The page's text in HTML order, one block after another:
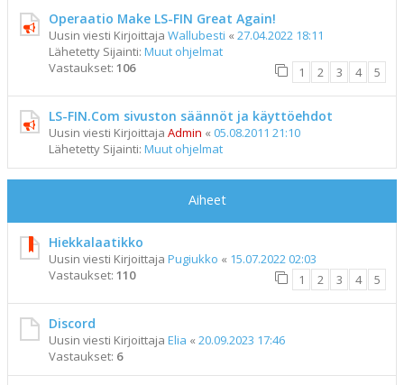
Operaatio Make LS-FIN Great Again!
Uusin viesti Kirjoittaja Wallubesti « 27.04.2022 18:11
Lähetetty Sijainti: Muut ohjelmat
Vastaukset: 106 1 2 3 4 5
LS-FIN.Com sivuston säännöt ja käyttöehdot
Uusin viesti Kirjoittaja Admin « 05.08.2011 21:10
Lähetetty Sijainti: Muut ohjelmat
Aiheet
Hiekkalaatikko
Uusin viesti Kirjoittaja Pugiukko « 15.07.2022 02:03
Vastaukset: 110 1 2 3 4 5
Discord
Uusin viesti Kirjoittaja Elia « 20.09.2023 17:46
Vastaukset: 6